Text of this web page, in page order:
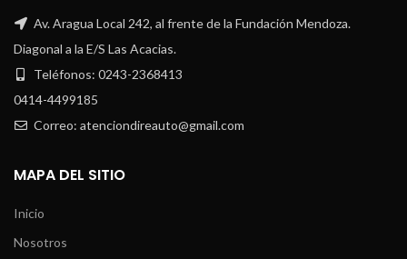
Av. Aragua Local 242, al frente de la Fundación Mendoza.
Diagonal a la E/S Las Acacias.
Teléfonos: 0243-2368413
0414-4499185
Correo: atenciondireauto@gmail.com
MAPA DEL SITIO
Inicio
Nosotros